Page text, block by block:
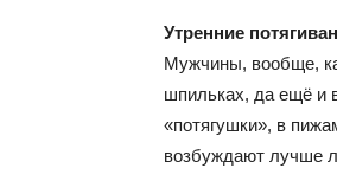
Утренние
Мужчины, вообще,
шпильках, да ещё и
«потягушки», в
возбуждают лучше